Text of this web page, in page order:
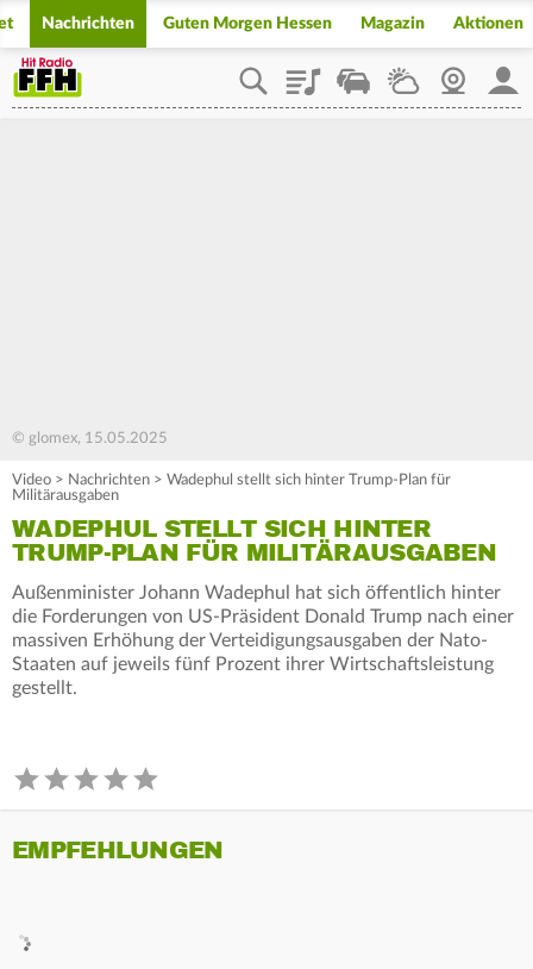
Nachrichten Guten Morgen Hessen Magazin Aktionen
PlaylistStaupilotWetterWebcam
© glomex, 15.05.2025
Video > Nachrichten > Wadephul stellt sich hinter Trump-Plan für
Militärausgaben
WADEPHUL STELLT SICH HINTER
TRUMP-PLAN FÜR MILITÄRAUSGABEN
Außenminister Johann Wadephul hat sich öffentlich hinter
die Forderungen von US-Präsident Donald Trump nach einer
massiven Erhöhung der Verteidigungsausgaben der Nato-
Staaten auf jeweils fünf Prozent ihrer Wirtschaftsleistung
gestellt.
EMPFEHLUNGEN